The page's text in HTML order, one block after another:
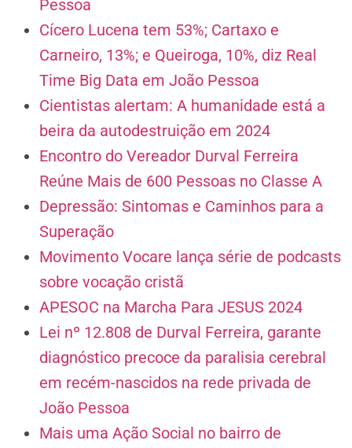
Pessoa
Cícero Lucena tem 53%; Cartaxo e
Carneiro, 13%; e Queiroga, 10%, diz Real
Time Big Data em João Pessoa
Cientistas alertam: A humanidade está a
beira da autodestruição em 2024
Encontro do Vereador Durval Ferreira
Reúne Mais de 600 Pessoas no Classe A
Depressão: Sintomas e Caminhos para a
Superação
Movimento Vocare lança série de podcasts
sobre vocação cristã
APESOC na Marcha Para JESUS 2024
Lei nº 12.808 de Durval Ferreira, garante
diagnóstico precoce da paralisia cerebral
em recém-nascidos na rede privada de
João Pessoa
Mais uma Ação Social no bairro de